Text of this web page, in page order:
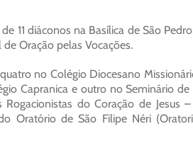
11 diáconos na Basílica de São
Oração pelas Vocações.
no Colégio Diocesano
Capranica e outro no Seminário de
do Coração de Jesus
Oratório de São Filipe Néri